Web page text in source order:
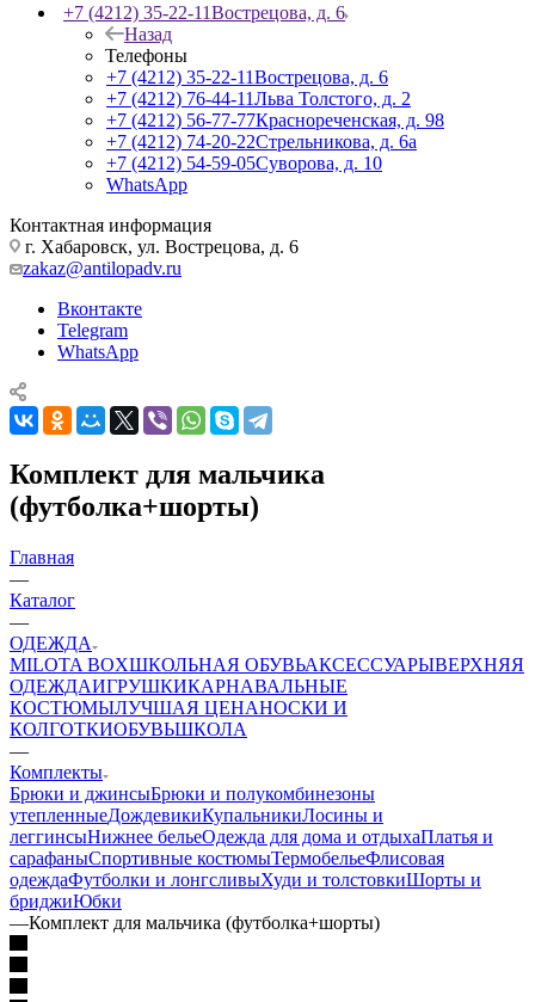
+7 (4212) 35-22-11Вострецова, д. 6
Назад
Телефоны
+7 (4212) 35-22-11Вострецова, д. 6
+7 (4212) 76-44-11Льва Толстого, д. 2
+7 (4212) 56-77-77Краснореченская, д. 98
+7 (4212) 74-20-22Стрельникова, д. 6а
+7 (4212) 54-59-05Суворова, д. 10
WhatsApp
Контактная информация
г. Хабаровск, ул. Вострецова, д. 6
zakaz@antilopadv.ru
Вконтакте
Telegram
WhatsApp
Комплект для мальчика
(футболка+шорты)
Главная
—
Каталог
—
ОДЕЖДА
MILOTA BOXШКОЛЬНАЯ ОБУВЬАКСЕССУАРЫВЕРХНЯЯ
ОДЕЖДАИГРУШКИКАРНАВАЛЬНЫЕ
КОСТЮМЫЛУЧШАЯ ЦЕНАНОСКИ И
КОЛГОТКИОБУВЬШКОЛА
—
Комплекты
Брюки и джинсыБрюки и полукомбинезоны
утепленныеДождевикиКупальникиЛосины и
леггинсыНижнее бельеОдежда для дома и отдыхаПлатья и
сарафаныСпортивные костюмыТермобельеФлисовая
одеждаФутболки и лонгсливыХуди и толстовкиШорты и
бриджиЮбки
—Комплект для мальчика (футболка+шорты)